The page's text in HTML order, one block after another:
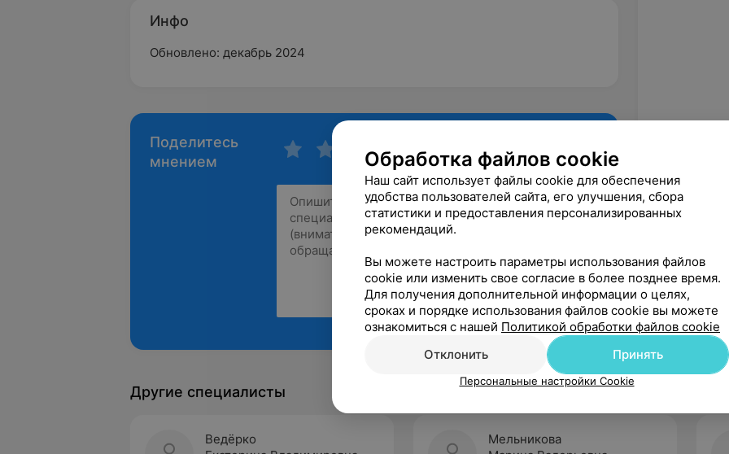
Инфо
Обновлено: декабрь 2024
Поделитесь
мнением
Рекомендую
Другие специалисты
Ведёрко
Мельникова
Обработка файлов cookie
Наш сайт использует файлы cookie для обеспечения
удобства пользователей сайта, его улучшения, сбора
статистики и предоставления персонализированных
рекомендаций.
Вы можете настроить параметры использования файлов
cookie или изменить свое согласие в более позднее время.
Для получения дополнительной информации о целях,
сроках и порядке использования файлов cookie вы можете
ознакомиться с нашей Политикой обработки файлов cookie
Отклонить
Принять
Персональные настройки Cookie